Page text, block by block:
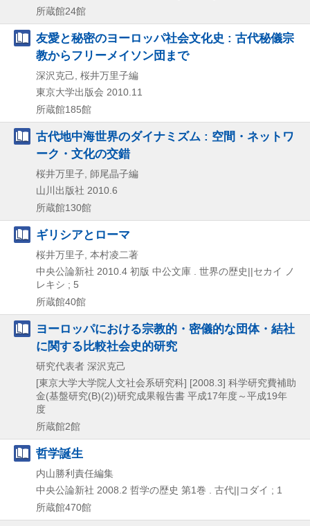
所蔵館24館
友愛と秘密のヨーロッパ社会文化史 : 古代秘儀宗
教からフリーメイソン団まで
深沢克己, 桜井万里子編
東京大学出版会 2010.11
所蔵館185館
古代地中海世界のダイナミズム : 空間・ネットワ
ーク・文化の交錯
桜井万里子, 師尾晶子編
山川出版社 2010.6
所蔵館130館
ギリシアとローマ
桜井万里子, 本村凌二著
中央公論新社 2010.4 初版 中公文庫 . 世界の歴史||セカイ ノ
レキシ ; 5
所蔵館40館
ヨーロッパにおける宗教的・密儀的な団体・結社
に関する比較社会史的研究
研究代表者 深沢克己
[東京大学大学院人文社会系研究科] [2008.3] 科学研究費補助
金(基盤研究(B)(2))研究成果報告書 平成17年度～平成19年
度
所蔵館2館
哲学誕生
内山勝利責任編集
中央公論新社 2008.2 哲学の歴史 第1巻 . 古代||コダイ ; 1
所蔵館470館